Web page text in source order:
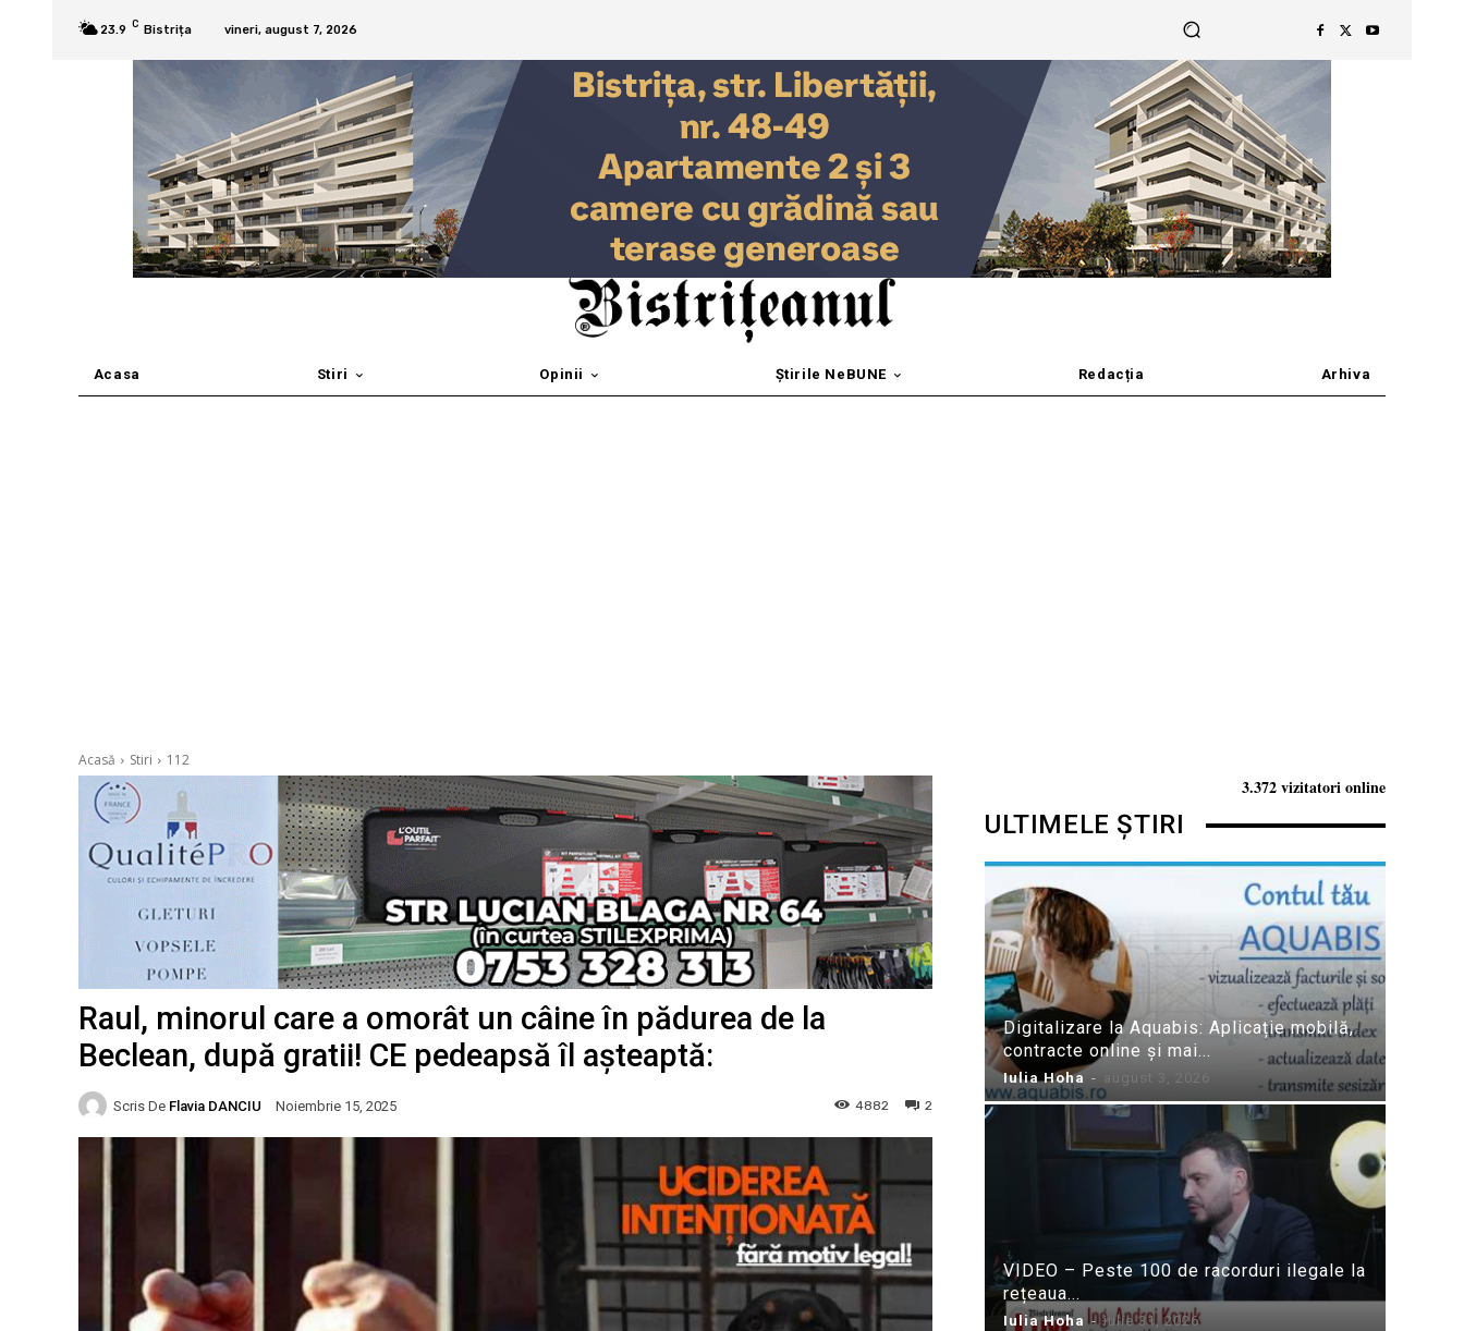
23.9 C Bistrița vineri, august 7, 2026
Acasa Stiri Opinii Știrile NeBUNE Redacția Arhiva
Acasă Stiri 112
Raul, minorul care a omorât un câine în pădurea de la
Beclean, după gratii! CE pedeapsă îl așteaptă:
Scris De Flavia DANCIU Noiembrie 15, 2025 2
4882
3.372 vizitatori online
ULTIMELE ȘTIRI
Digitalizare la Aquabis: Aplicație mobilă,
contracte online și mai...
Iulia Hoha - august 3, 2026
VIDEO – Peste 100 de racorduri ilegale la
rețeaua...
Iulia Hoha - iulie 31, 2026